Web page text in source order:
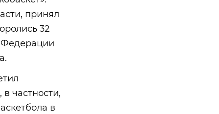
принял
32
Федерации
частности,
в